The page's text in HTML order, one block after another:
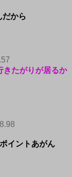
から
きたがりが居るか
イントあがん